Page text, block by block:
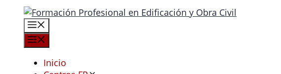
Saltar
contenido
Inicio